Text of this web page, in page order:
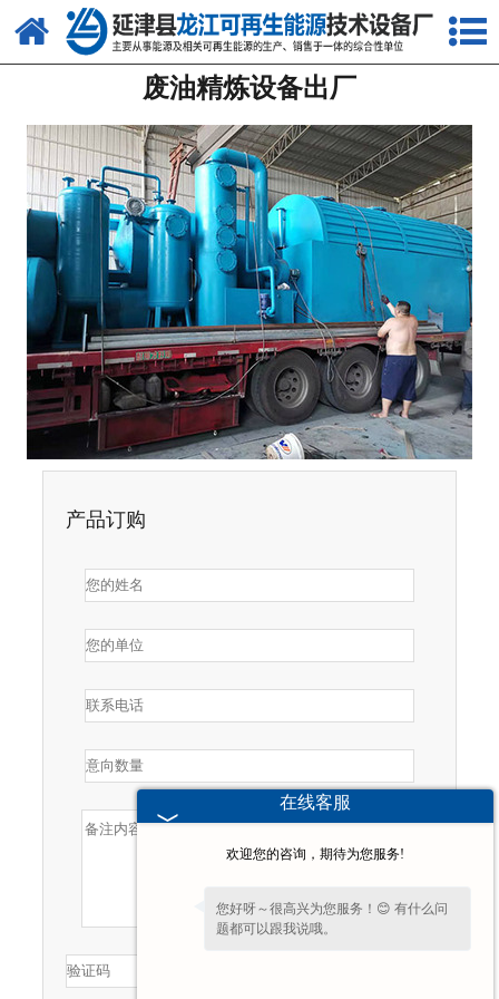
网站首页
关于我们
产品中心
新闻中心
客户案例
视频中心
资质荣誉
联系我们
废油精炼设备出厂
产品订购
在线客服
欢迎您的咨询，期待为您服务!
您好呀～很高兴为您服务！😊 有什么问
题都可以跟我说哦。